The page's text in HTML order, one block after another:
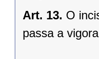
Art. 13. O
passa a